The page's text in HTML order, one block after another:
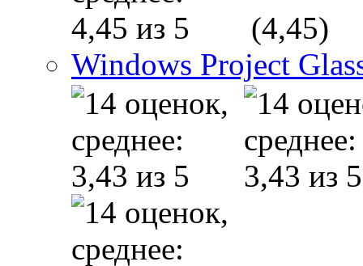
(4,45)
Windows Project